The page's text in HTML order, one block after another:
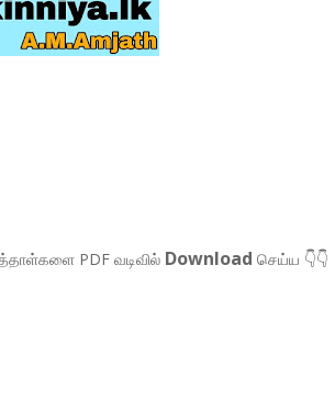
PDF வடிவில் Download செய்ய 👇👇